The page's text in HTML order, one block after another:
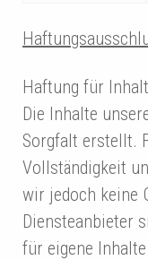
Haftung für
Die Inhalte
Sorgfalt erstellt.
Vollständigkeit
wir jedoch keine
Diensteanbieter
für eigene